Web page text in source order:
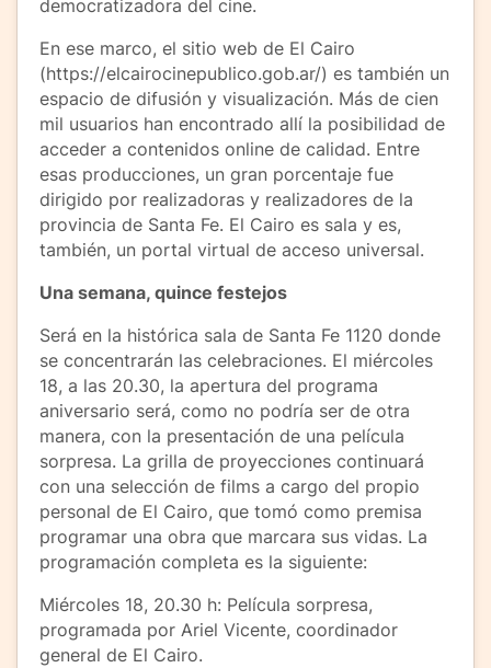
democratizadora del cine.
En ese marco, el sitio web de El Cairo
(https://elcairocinepublico.gob.ar/) es también un
espacio de difusión y visualización. Más de cien
mil usuarios han encontrado allí la posibilidad de
acceder a contenidos online de calidad. Entre
esas producciones, un gran porcentaje fue
dirigido por realizadoras y realizadores de la
provincia de Santa Fe. El Cairo es sala y es,
también, un portal virtual de acceso universal.
Una semana, quince festejos
Será en la histórica sala de Santa Fe 1120 donde
se concentrarán las celebraciones. El miércoles
18, a las 20.30, la apertura del programa
aniversario será, como no podría ser de otra
manera, con la presentación de una película
sorpresa. La grilla de proyecciones continuará
con una selección de films a cargo del propio
personal de El Cairo, que tomó como premisa
programar una obra que marcara sus vidas. La
programación completa es la siguiente:
Miércoles 18, 20.30 h: Película sorpresa,
programada por Ariel Vicente, coordinador
general de El Cairo.